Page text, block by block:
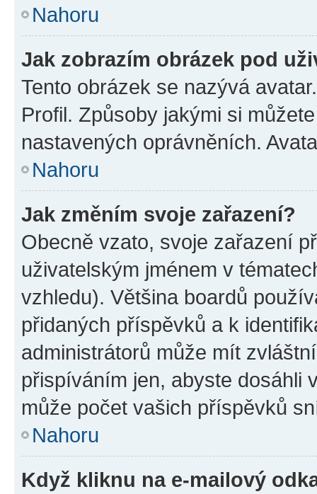
Nahoru
Jak zobrazím obrázek pod
Tento obrázek se nazývá
Profil. Způsoby jakými si
nastavených oprávněních.
Nahoru
Jak změním svoje zařazení?
Obecně vzato, svoje zařazení
uživatelským jménem v
vzhledu). Většina boardů
přidaných příspěvků a k
administrátorů může mít
přispíváním jen, abyste dosáhli
může počet vašich příspěvků
Nahoru
Když kliknu na e-mailový